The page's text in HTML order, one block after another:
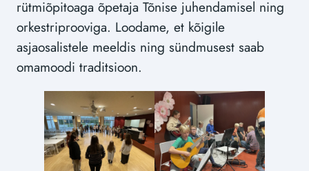
rütmiõpitoaga õpetaja Tõnise juhendamisel ning
orkestriprooviga. Loodame, et kõigile
asjaosalistele meeldis ning sündmusest saab
omamoodi traditsioon.